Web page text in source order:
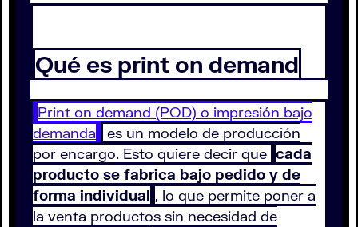
Qué es print on demand
Print on demand (POD) o impresión bajo
demanda
es un modelo de producción
por encargo. Esto quiere decir que cada
producto se fabrica bajo pedido y de
forma individual , lo que permite poner a
la venta productos sin necesidad de